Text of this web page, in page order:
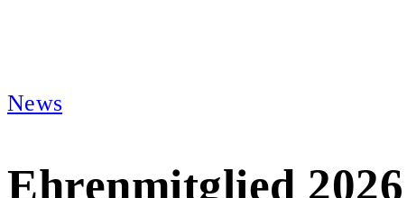
News
Ehrenmitglied 2026